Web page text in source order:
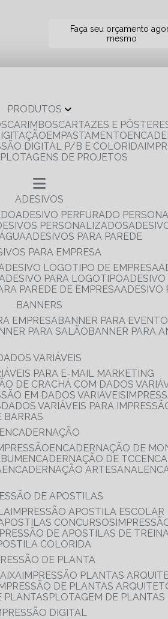
Faça seu orçamento
mesmo
PRODUTOS
CARIMBOS CARTAZES E
DIGITAÇÃO EMPASTAMENTO
DIGITAL P/B E COLORIDA
PLOTAGENS DE PROJETOS
ADESIVOS
ADESIVO PERFURADO
PERSONALIZADOS
ADESIVOS PARA PAREDE
PARA EMPRESA
ADESIVO LOGOTIPO DE EMPRESA
ADESIVO PARA LOGOTIPO
PAREDE DE EMPRESA
BANNERS
EMPRESA BANNER PARA
PARA SALÃO BANNER PARA
DADOS VARIÁVEIS
PARA E-MAIL MARKETING
DE CRACHÁ COM DADOS
EM DADOS VARIÁVEIS
DADOS VARIÁVEIS PARA
BARRAS
ENCADERNAÇÃO
ENCADERNAÇÃO DE
ENCADERNAÇÃO DE TCC
ENCADERNAÇÃO ARTESANAL
DE APOSTILAS
IMPRESSÃO APOSTILA ESCOLAR
CONCURSOS
DE APOSTILAS DE
COLORIDA
DE PLANTA
IMPRESSÃO PLANTAS
DE PLANTAS
PLANTAS
PLOTAGEM DE PLANTAS
DIGITAL